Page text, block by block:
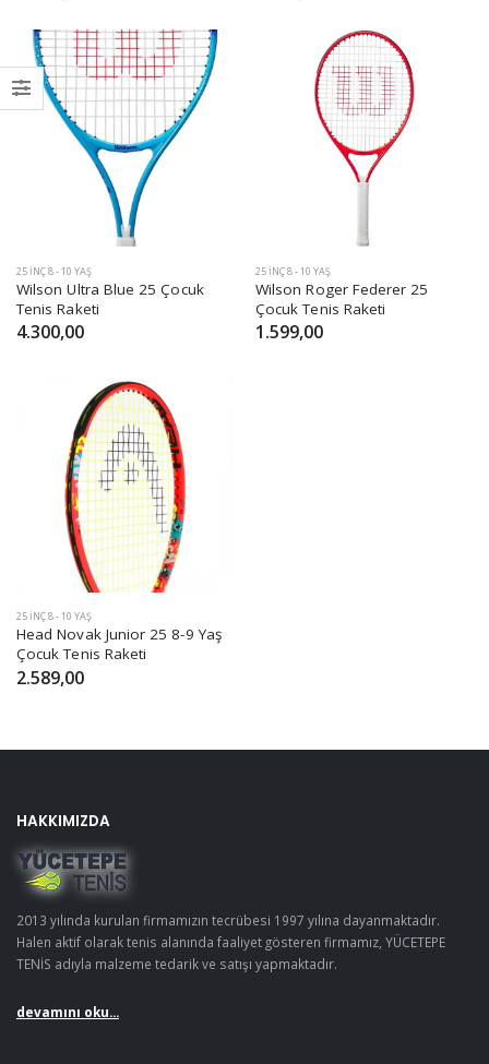
25 INÇ 8 - 10 YAŞ
Wilson Ultra Blue 25 Çocuk
Tenis Raketi
4.300,00
25 INÇ 8 - 10 YAŞ
Wilson Roger Federer 25
Çocuk Tenis Raketi
1.599,00
25 INÇ 8 - 10 YAŞ
Head Novak Junior 25 8-9 Yaş
Çocuk Tenis Raketi
2.589,00
HAKKIMIZDA
2013 yılında kurulan firmamızın tecrübesi 1997 yılına dayanmaktadır.
Halen aktif olarak tenis alanında faaliyet gösteren firmamız, YÜCETEPE
TENİS adıyla malzeme tedarik ve satışı yapmaktadır.
devamını oku...